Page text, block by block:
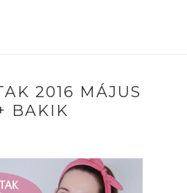
2016 MÁJUS
BAKIK